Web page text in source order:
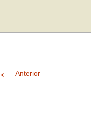
← Anterior